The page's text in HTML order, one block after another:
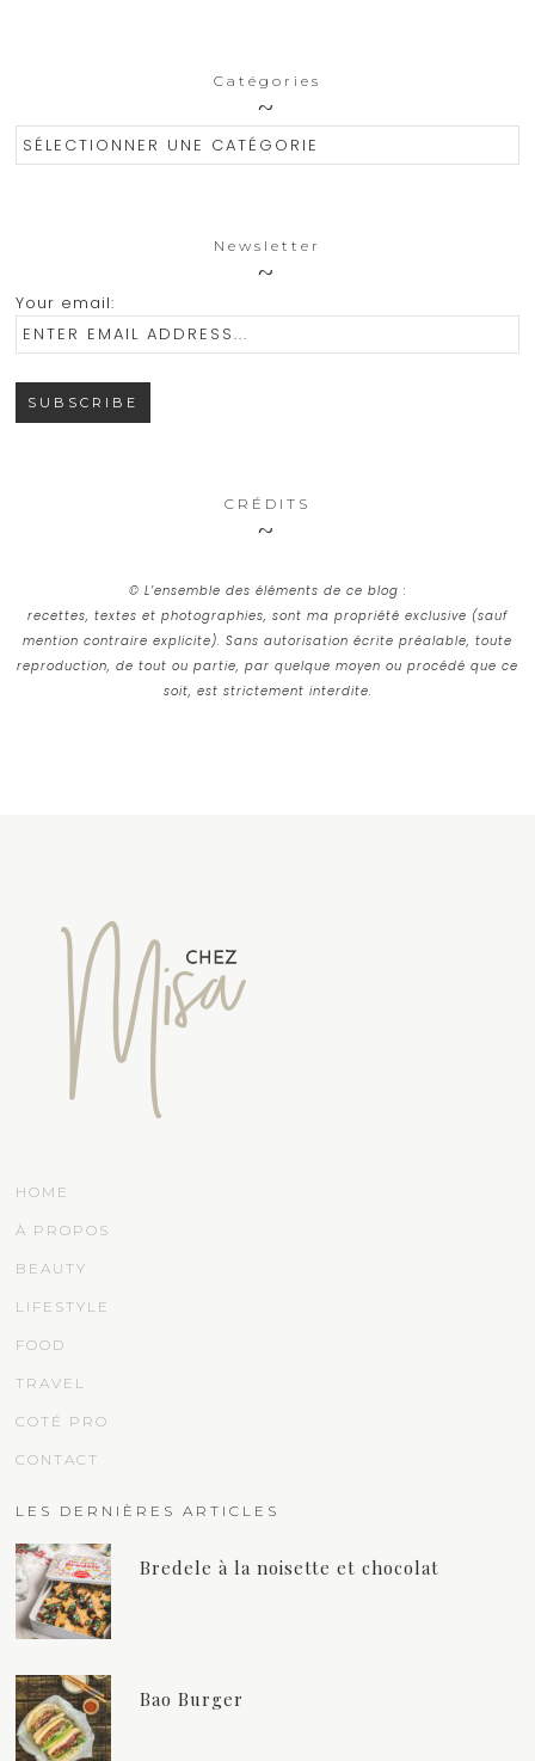
Catégories
Catégories
Newsletter
Your email:
CRÉDITS
© L’ensemble des éléments de ce blog :
recettes, textes et photographies, sont ma propriété exclusive (sauf
mention contraire explicite). Sans autorisation écrite préalable, toute
reproduction, de tout ou partie, par quelque moyen ou procédé que ce
soit, est strictement interdite.
HOME
À PROPOS
BEAUTY
LIFESTYLE
FOOD
TRAVEL
COTÉ PRO
CONTACT
LES DERNIÈRES ARTICLES
Bredele à la noisette et chocolat
Bao Burger